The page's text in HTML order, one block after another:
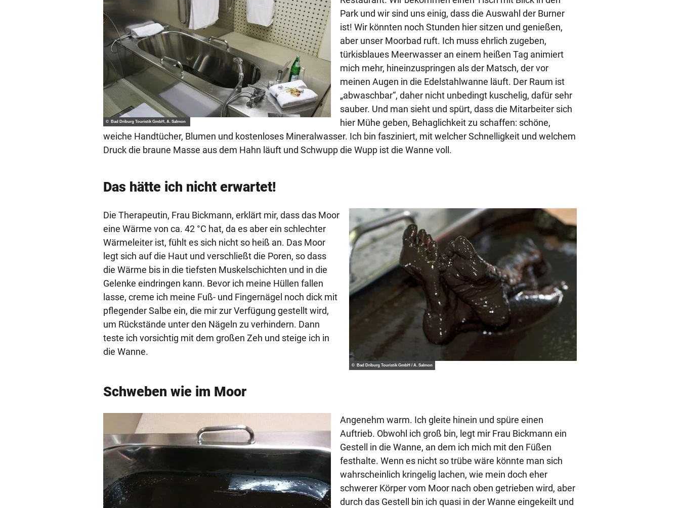
© Bad Driburg Touristik GmbH, A. Salmon
Park und wir sind uns einig, dass die Auswahl der Burner
ist! Wir könnten noch Stunden hier sitzen und genießen,
aber unser Moorbad ruft. Ich muss ehrlich zugeben,
türkisblaues Meerwasser an einem heißen Tag animiert
mich mehr, hineinzuspringen als der Matsch, der vor
meinen Augen in die Edelstahlwanne läuft. Der Raum ist
„abwaschbar“, daher nicht unbedingt kuschelig, dafür sehr
sauber. Und man sieht und spürt, dass die Mitarbeiter sich
hier Mühe geben, Behaglichkeit zu schaffen: schöne,
weiche Handtücher, Blumen und kostenloses Mineralwasser. Ich bin fasziniert, mit welcher Schnelligkeit und welchem
Druck die braune Masse aus dem Hahn läuft und Schwupp die Wupp ist die Wanne voll.
Das hätte ich nicht erwartet!
© Bad Driburg Touristik GmbH / A. Salmon
Die Therapeutin, Frau Bickmann, erklärt mir, dass das Moor
eine Wärme von ca. 42 °C hat, da es aber ein schlechter
Wärmeleiter ist, fühlt es sich nicht so heiß an. Das Moor
legt sich auf die Haut und verschließt die Poren, so dass
die Wärme bis in die tiefsten Muskelschichten und in die
Gelenke eindringen kann. Bevor ich meine Hüllen fallen
lasse, creme ich meine Fuß- und Fingernägel noch dick mit
pflegender Salbe ein, die mir zur Verfügung gestellt wird,
um Rückstände unter den Nägeln zu verhindern. Dann
teste ich vorsichtig mit dem großen Zeh und steige ich in
die Wanne.
Schweben wie im Moor
Angenehm warm. Ich gleite hinein und spüre einen
Auftrieb. Obwohl ich groß bin, legt mir Frau Bickmann ein
Gestell in die Wanne, an dem ich mich mit den Füßen
festhalte. Wenn es nicht so trübe wäre könnte man sich
wahrscheinlich kringelig lachen, wie mein doch eher
schwerer Körper vom Moor nach oben getrieben wird, aber
durch das Gestell bin ich quasi in der Wanne eingekeilt und